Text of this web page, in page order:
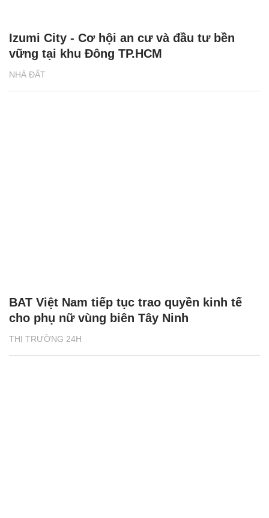
NHÀ ĐẤT
Izumi City - Cơ hội an cư và đầu tư bền
vững tại khu Đông TP.HCM
THỊ TRƯỜNG 24H
BAT Việt Nam tiếp tục trao quyền kinh tế
cho phụ nữ vùng biên Tây Ninh